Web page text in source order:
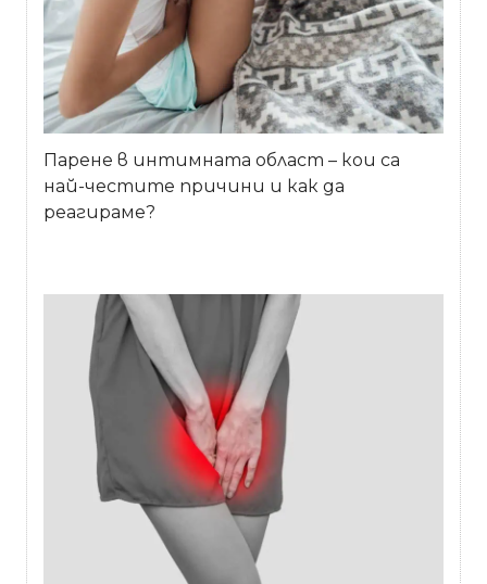
Парене в интимната област – кои са
най-честите причини и как да
реагираме?